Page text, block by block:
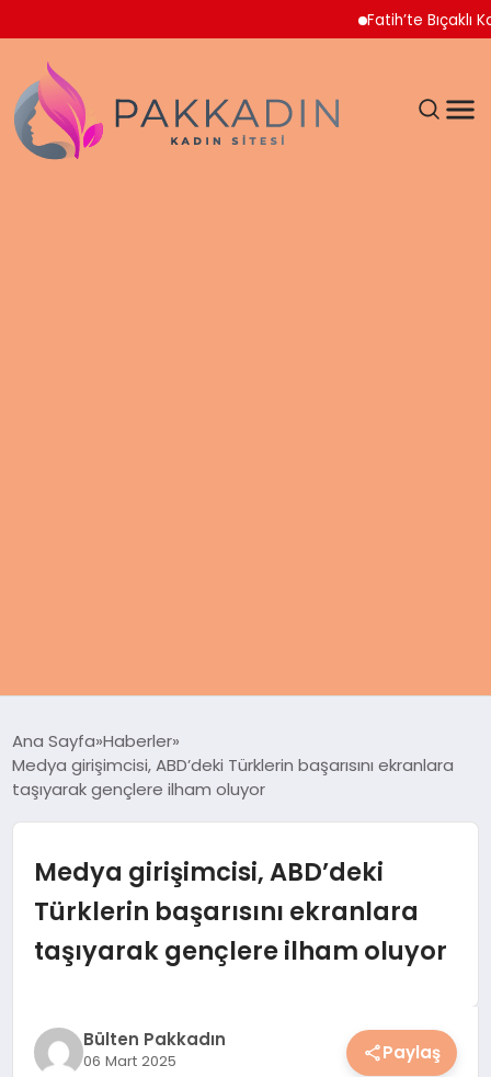
Fatih’te Bıçaklı
KADIN
MAGAZIN
SPOR & FITNESS
YEMEK
Ana Sayfa Haberler
Medya girişimcisi, ABD’deki Türklerin başarısını ekranlara
taşıyarak gençlere ilham oluyor
Medya girişimcisi, ABD’deki
Türklerin başarısını ekranlara
taşıyarak gençlere ilham oluyor
Bülten Pakkadın
06 Mart 2025 Paylaş